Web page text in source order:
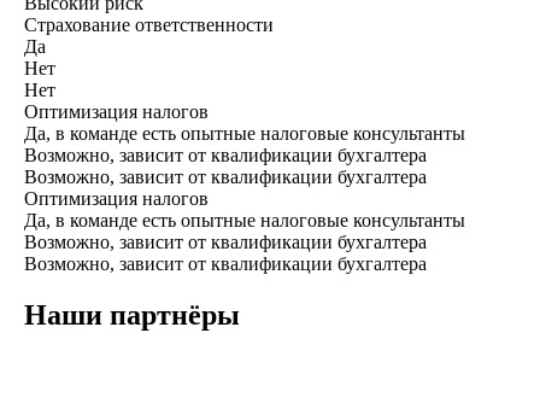
Страхование ответственности
Да
Нет
Нет
Оптимизация налогов
Да, в команде есть опытные налоговые консультанты
Возможно, зависит от квалификации бухгалтера
Возможно, зависит от квалификации бухгалтера
Оптимизация налогов
Да, в команде есть опытные налоговые консультанты
Возможно, зависит от квалификации бухгалтера
Возможно, зависит от квалификации бухгалтера
Наши партнёры